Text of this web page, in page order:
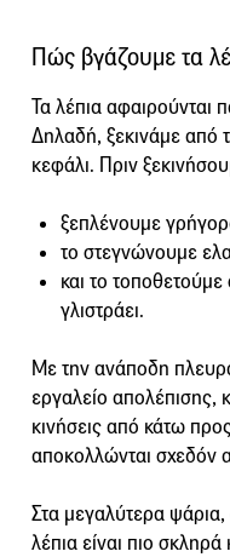
Πώς βγάζουμε τα
Τα λέπια αφαιρούνται
Δηλαδή, ξεκινάμε από
κεφάλι. Πριν
ξεπλένουμε
το στεγνώνουμε
και το
γλιστράει.
Με την ανάποδη
εργαλείο απολέπισης,
κινήσεις από κάτω
αποκολλώνται σχεδόν
Στα μεγαλύτερα
λέπια είναι πιο σκληρά